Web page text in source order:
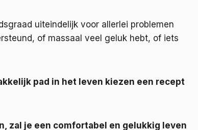
uiteindelijk voor allerlei problemen
of massaal veel geluk hebt, of iets
pad in het leven kiezen een recept
zal je een comfortabel en gelukkig leven